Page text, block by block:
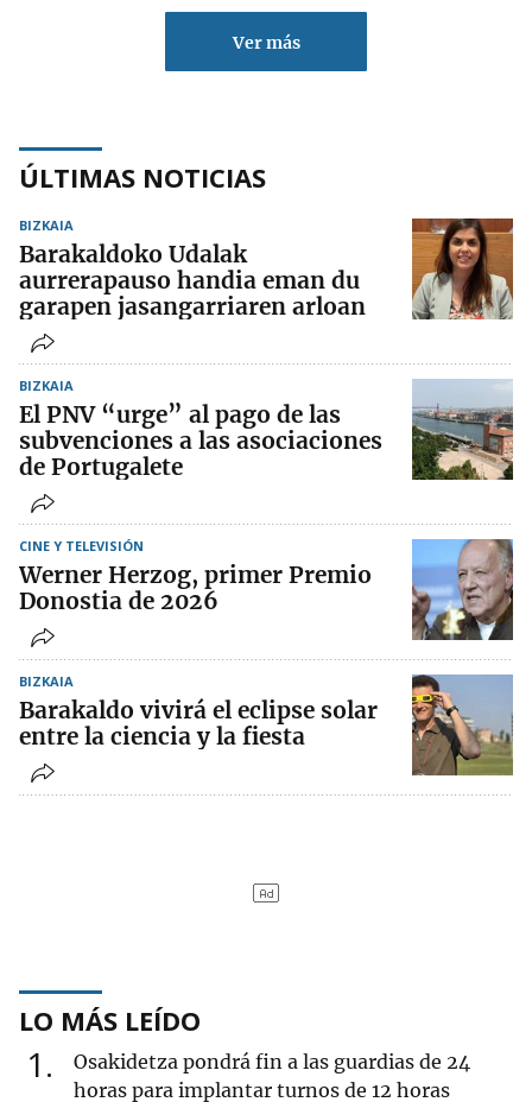
Ver más
ÚLTIMAS NOTICIAS
BIZKAIA
Barakaldoko Udalak
aurrerapauso handia eman du
garapen jasangarriaren arloan
BIZKAIA
El PNV “urge” al pago de las
subvenciones a las asociaciones
de Portugalete
CINE Y TELEVISIÓN
Werner Herzog, primer Premio
Donostia de 2026
BIZKAIA
Barakaldo vivirá el eclipse solar
entre la ciencia y la fiesta
LO MÁS LEÍDO
1
Osakidetza pondrá fin a las guardias de 24
horas para implantar turnos de 12 horas